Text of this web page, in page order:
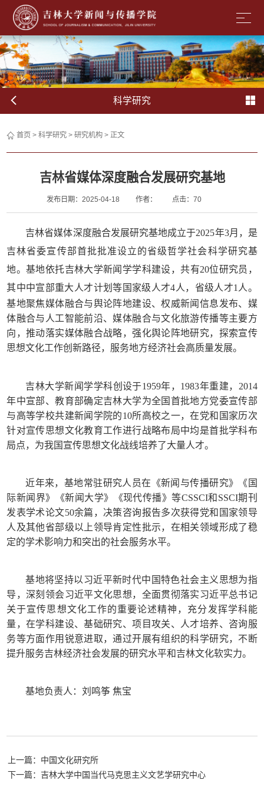
科学研究
首页 >科学研究 >研究机构 > 正文
吉林省媒体深度融合发展研究基地
发布日期：2025-04-18 作者： 点击：70
吉林省媒体深度融合发展研究基地成立于2025年3月，是
吉林省委宣传部首批批准设立的省级哲学社会科学研究基
地。 基地依托吉林大学新闻学学科建设，共有20位研究员，
其中中宣部重大人才计划等国家级人才4人，省级人才1人。
基地聚焦媒体融合与舆论阵地建设、权威新闻信息发布、媒
体融合与人工智能前沿、媒体融合与文化旅游传播等主要方
向，推动落实媒体融合战略，强化舆论阵地研究，探索宣传
思想文化工作创新路径，服务地方经济社会高质量发展。
吉林大学新闻学学科创设于1959年，1983年重建，2014
年中宣部、教育部确定吉林大学为全国首批地方党委宣传部
与高等学校共建新闻学院的10所高校之一，在党和国家历次
针对宣传思想文化教育工作进行战略布局中均是首批学科布
局点，为我国宣传思想文化战线培养了大量人才。
近年来，基地常驻研究人员在《新闻与传播研究》《国
际新闻界》《新闻大学》《现代传播》等CSSCI和SSCI期刊
发表学术论文50余篇，决策咨询报告多次获得党和国家领导
人及其他省部级以上领导肯定性批示，在相关领域形成了稳
定的学术影响力和突出的社会服务水平。
基地将坚持以习近平新时代中国特色社会主义思想为指
导，深刻领会习近平文化思想，全面贯彻落实习近平总书记
关于宣传思想文化工作的重要论述精神，充分发挥学科能
量，在学科建设、基础研究、项目攻关、人才培养、咨询服
务等方面作用锐意进取，通过开展有组织的科学研究，不断
提升服务吉林经济社会发展的研究水平和吉林文化软实力。
基地负责人：刘鸣筝 焦宝
上一篇：中国文化研究所
下一篇：吉林大学中国当代马克思主义文艺学研究中心